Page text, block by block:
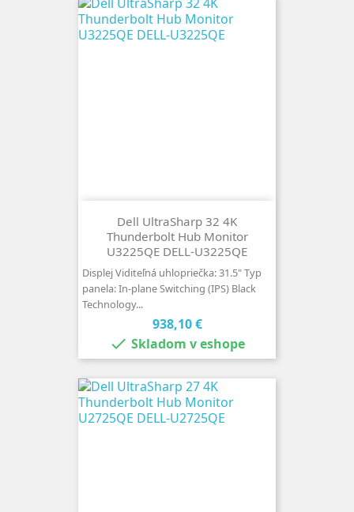
Dell UltraSharp 32 4K
Thunderbolt Hub Monitor
U3225QE DELL-U3225QE
Displej Viditeľná uhlopriečka: 31.5" Typ
panela: In-plane Switching (IPS) Black
Technology...
Cena
938,10 €
 Skladom v eshope